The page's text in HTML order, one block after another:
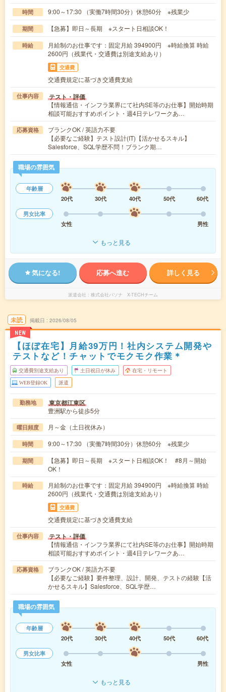
時間 9:00～17:30 （実働7時間30分）休憩60分 ※残業少
期間 【急募】即日～長期 ※スタート日相談OK！
時給
月給制のお仕事です：固定月給 394900円 ※時給換算 時給
2600円（残業代・交通費は別途支給あり）
交通費
交通費規定に基づき交通費支給
仕事内容 テスト・評価
【情報通信・インフラ業界にて社内SE等のお仕事】開始時期
相談可能おすすめポイント・週4日テレワークあ…
応募資格
ブランクOK / 英語力不要
【必要なご経験】テスト設計(IT)【活かせるスキル】
Salesforce、SQL学歴不問！ブランク期…
職場の雰囲気
年齢層
20代
30代 40代 50代
60代
男女比率
女性
男性
もっと見る
気になる! 応募へ進む 詳しく見る
派遣会社 株式会社パソナ X-TECHチーム
未読
NEW
掲載日 2026/08/05
【ほぼ在宅】月給39万円！社内システム開発や
テストなど！チャットでモクモク作業＊
交通費別途支給あり 土日祝日が休み 在宅・リモート
WEB登録OK 派遣
勤務地 東京都江東区
豊洲駅から徒歩5分
曜日頻度 月～金（土日祝休み）
時間 9:00～17:30 （実働7時間30分）休憩60分 ※残業少
期間
【急募】即日～長期 ※スタート日相談OK！ #8月～開始
OK！
時給
月給制のお仕事です：固定月給 394900円 ※時給換算 時給
2600円（残業代・交通費は別途支給あり）
交通費
交通費規定に基づき交通費支給
仕事内容 テスト・評価
【情報通信・インフラ業界にて社内SE等のお仕事】開始時期
相談可能おすすめポイント・週4日テレワークあ…
応募資格
ブランクOK / 英語力不要
【必要なご経験】要件整理、設計、開発、テストの経験【活
かせるスキル】Salesforce、SQL学歴…
職場の雰囲気
年齢層
20代
30代 40代 50代
60代
男女比率
女性
男性
もっと見る